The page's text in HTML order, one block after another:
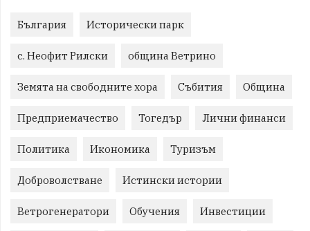
България Исторически парк
с. Неофит Рилски община Ветрино
Земята на свободните хора Събития Община
Предприемачество Тогедър Лични финанси
Политика Икономика Туризъм
Доброволстване Истински истории
Ветрогенератори Обучения Инвестиции